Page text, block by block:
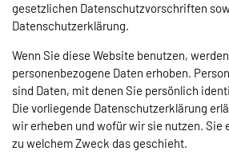
gesetzlichen Datenschutzvorschriften
Datenschutzerklärung.
Wenn Sie diese Website benutzen,
personenbezogene Daten erhoben.
sind Daten, mit denen Sie persönlich
Die vorliegende Datenschutzerklärung
wir erheben und wofür wir sie nutzen. Sie
zu welchem Zweck das geschieht.